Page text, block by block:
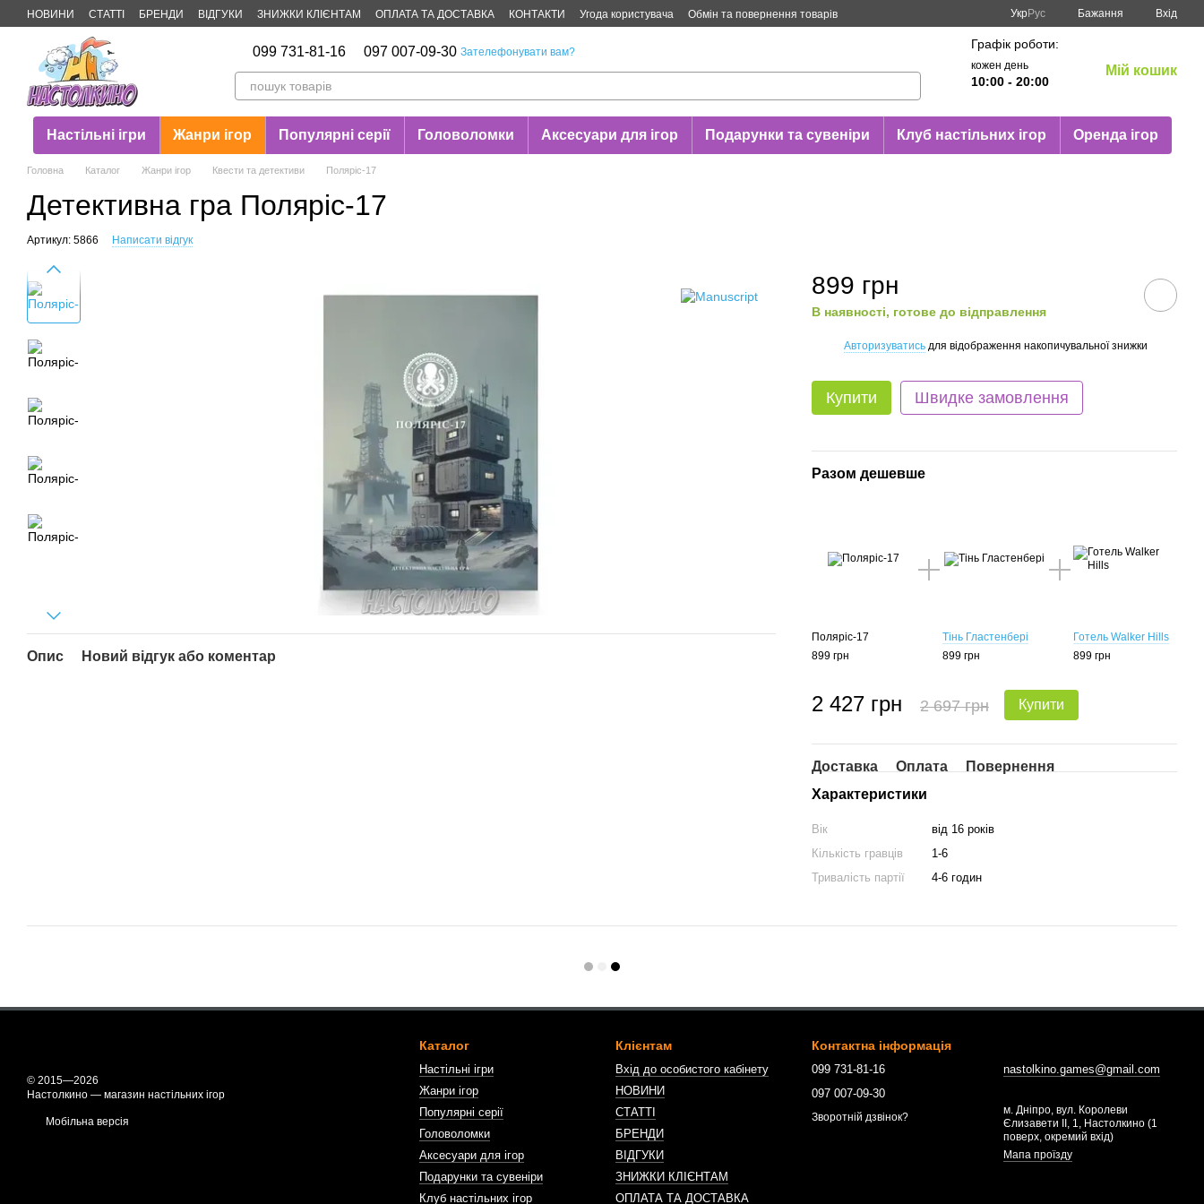
Перейти до основного контенту
НОВИНИ СТАТТІ БРЕНДИ ВІДГУКИ ЗНИЖКИ КЛІЄНТАМ ОПЛАТА ТА ДОСТАВКА КОНТАКТИ Угода користувача
Обмін та повернення товарів
УкрРус Бажання Вхід
099 731-81-16 097 007-09-30 Зателефонувати вам?
Графік роботи:
кожен день
10:00 - 20:00
Мій кошик
Настільні ігри Жанри ігор Популярні серії Головоломки Аксесуари для ігор Подарунки та сувеніри Клуб настільних ігор Оренда ігор
Головна Каталог Жанри ігор Квести та детективи Поляріс-17
Детективна гра Поляріс-17
Артикул: 5866 Написати відгук
Опис Новий відгук або коментар
899 грн
В наявності, готове до відправлення
Авторизуватись для відображення накопичувальної знижки
Купити Швидке замовлення
Разом дешевше
Поляріс-17
899 грн
Тінь Гластенбері
899 грн
Готель Walker Hills
899 грн
2 427 грн 2 697 грн Купити
Доставка Оплата
Повернення
Характеристики
Вік
від 16 років
Кількість гравців
1-6
Тривалість партії
4-6 годин
© 2015—2026
Настолкино — магазин настільних ігор
Мобільна версія
Каталог
Настільні ігри
Жанри ігор
Популярні серії
Головоломки
Аксесуари для ігор
Подарунки та сувеніри
Клуб настільних ігор
Клієнтам
Вхід до особистого кабінету
НОВИНИ
СТАТТІ
БРЕНДИ
ВІДГУКИ
ЗНИЖКИ КЛІЄНТАМ
ОПЛАТА ТА ДОСТАВКА
Контактна інформація
099 731-81-16
097 007-09-30
Зворотній дзвінок?
nastolkino.games@gmail.com
м. Дніпро, вул. Королеви
Єлизавети ІІ, 1, Настолкино (1
поверх, окремий вхід)
Мапа проїзду